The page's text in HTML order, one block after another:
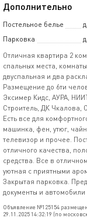
Дополнительно
Постельное белье
Парковка
Отличная квартира 2
спальных места,
двуспальная и два
Размещение до 6ти
Эксимер Кидс, АУРА,
Строитель, ДК Чкалова,
Есть все для
машинка, фен, утюг,
телевизор и прочее.
отличного качества,
средства. Все в
уютная с приятными
Закрытая парковка.
документы и автомобили
Объявление №125154
29.11.2025 14:32:19 (по